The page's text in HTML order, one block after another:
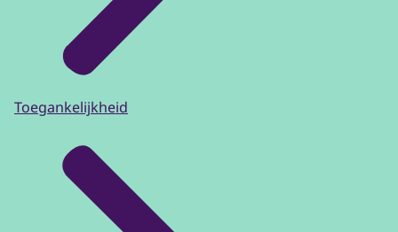
Toegankelijkheid